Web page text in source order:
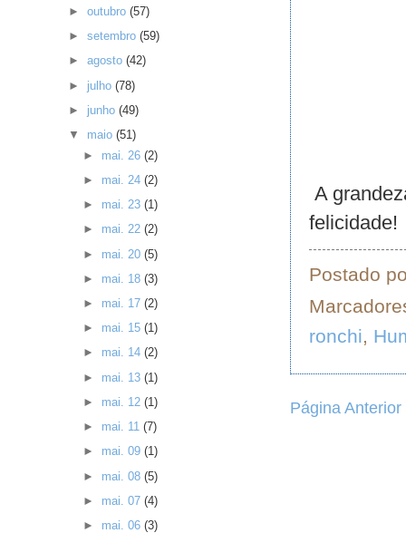
A
felicidade!
Postado
ronchi,
Página Anterior
►outubro(57)
►setembro(59)
►agosto(42)
► julho(78)
► junho(49)
▼ maio(51)
► mai. 26 (2)
► mai. 24 (2)
► mai. 23 (1)
► mai. 22 (2)
► mai. 20 (5)
► mai. 18 (3)
► mai. 17 (2)
► mai. 15 (1)
► mai. 14 (2)
► mai. 13 (1)
► mai. 12 (1)
► mai. 11 (7)
► mai. 09 (1)
► mai. 08 (5)
► mai. 07 (4)
► mai. 06 (3)